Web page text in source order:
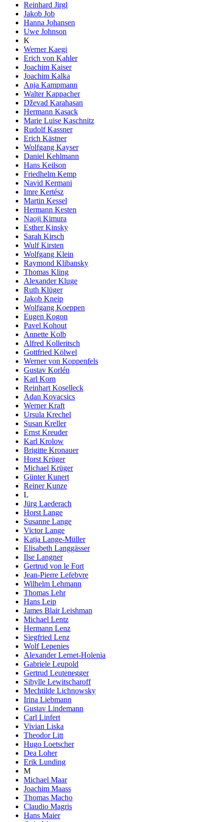
Reinhard Jirgl
Jakob Job
Hanna Johansen
Uwe Johnson
K
Werner Kaegi
Erich von Kahler
Joachim Kaiser
Joachim Kalka
Anja Kampmann
Walter Kappacher
Dževad Karahasan
Hermann Kasack
Marie Luise Kaschnitz
Rudolf Kassner
Erich Kästner
Wolfgang Kayser
Daniel Kehlmann
Hans Keilson
Friedhelm Kemp
Navid Kermani
Imre Kertész
Martin Kessel
Hermann Kesten
Naoji Kimura
Esther Kinsky
Sarah Kirsch
Wulf Kirsten
Wolfgang Klein
Raymond Klibansky
Thomas Kling
Alexander Kluge
Ruth Klüger
Jakob Kneip
Wolfgang Koeppen
Eugen Kogon
Pavel Kohout
Annette Kolb
Alfred Kolleritsch
Gottfried Kölwel
Werner von Koppenfels
Gustav Korlén
Karl Korn
Reinhart Koselleck
Adan Kovacsics
Werner Kraft
Ursula Krechel
Susan Kreller
Ernst Kreuder
Karl Krolow
Brigitte Kronauer
Horst Krüger
Michael Krüger
Günter Kunert
Reiner Kunze
L
Jürg Laederach
Horst Lange
Susanne Lange
Victor Lange
Katja Lange-Müller
Elisabeth Langgässer
Ilse Langner
Gertrud von le Fort
Jean-Pierre Lefebvre
Wilhelm Lehmann
Thomas Lehr
Hans Leip
James Blair Leishman
Michael Lentz
Hermann Lenz
Siegfried Lenz
Wolf Lepenies
Alexander Lernet-Holenia
Gabriele Leupold
Gertrud Leutenegger
Sibylle Lewitscharoff
Mechtilde Lichnowsky
Irina Liebmann
Gustav Lindemann
Carl Linfert
Vivian Liska
Theodor Litt
Hugo Loetscher
Dea Loher
Erik Lunding
M
Michael Maar
Joachim Maass
Thomas Macho
Claudio Magris
Hans Maier